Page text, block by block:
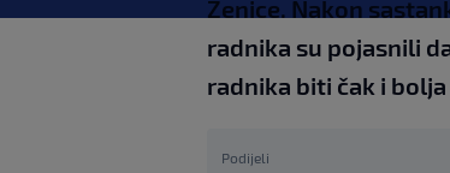
Zenice. Nakon
radnika su pojasnili
radnika biti čak i
Podijeli